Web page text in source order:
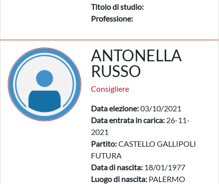
Titolo di studio:
Professione:
ANTONELLA
RUSSO
Consigliere
Data elezione:03/10/2021
Data entrata in carica: 26-11-
2021
Partito:CASTELLO GALLIPOLI
FUTURA
Data di nascita: 18/01/1977
Luogo di nascita: PALERMO